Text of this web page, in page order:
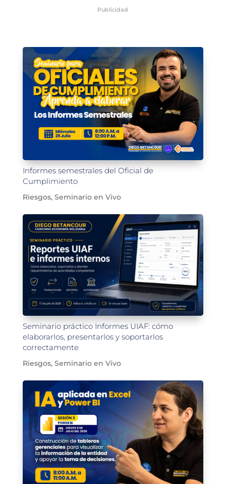
Publicidad
Informes semestrales del Oficial de
Cumplimiento
Riesgos, Seminario en Vivo
Seminario práctico Informes UIAF: cómo
elaborarlos, presentarlos y soportarlos
correctamente
Riesgos, Seminario en Vivo